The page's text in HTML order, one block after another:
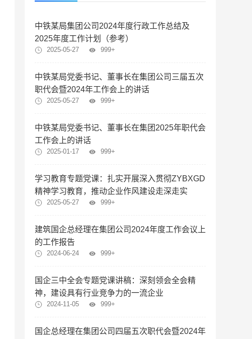
中铁某局集团公司2024年度行政工作总结及
2025年度工作计划（参考）
2025-05-27 999+
中铁某局党委书记、董事长在集团公司三届五次
职代会暨2024年工作会上的讲话
2025-05-27 999+
中铁某局党委书记、董事长在集团2025年职代会
工作会上的讲话
2025-01-17 999+
学习教育专题党课：扎实开展深入贯彻ZYBXGD
精神学习教育，推动企业作风建设走深走实
2025-05-27 999+
建筑国企总经理在集团公司2024年度工作会议上
的工作报告
2024-06-24 999+
国企三中全会专题党课讲稿：深刻领会全会精
神，建设具有行业竞争力的一流企业
2024-11-05 999+
国企总经理在集团公司四届五次职代会暨2024年